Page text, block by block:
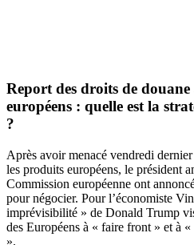
Report des droits de
européens : quelle est la
?
Après avoir menacé vendredi
les produits européens, le président
Commission européenne ont
pour négocier. Pour l’économiste
imprévisibilité » de Donald Trump
des Européens à « faire front » et à
».